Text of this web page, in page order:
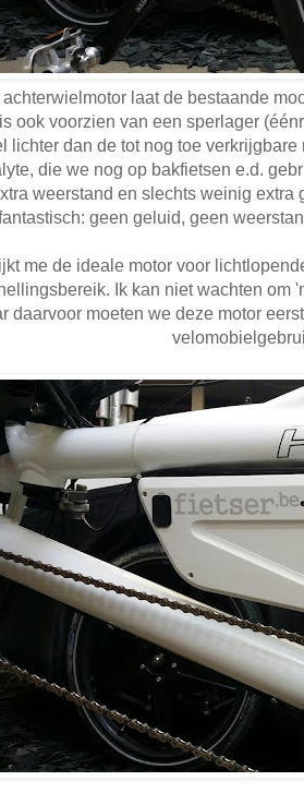
achterwielmotor laat de bestaande
ook voorzien van een sperlager
lichter dan de tot nog toe verkrijgbare
die we nog op bakfietsen e.d.
weerstand en slechts weinig extra
geen geluid, geen
me de ideale motor voor
Ik kan niet wachten om
daarvoor moeten we deze motor